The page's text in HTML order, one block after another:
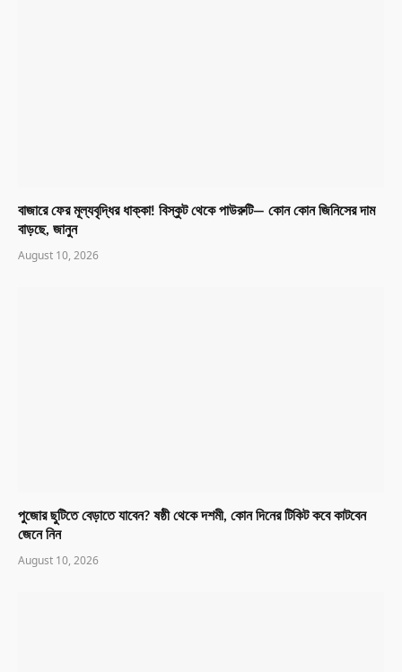
বাজারে ফের মূল্যবৃদ্ধির ধাক্কা! বিস্কুট থেকে পাউরুটি— কোন কোন জিনিসের দাম
বাড়ছে, জানুন
August 10, 2026
পুজোর ছুটিতে বেড়াতে যাবেন? ষষ্ঠী থেকে দশমী, কোন দিনের টিকিট কবে কাটবেন
জেনে নিন
August 10, 2026